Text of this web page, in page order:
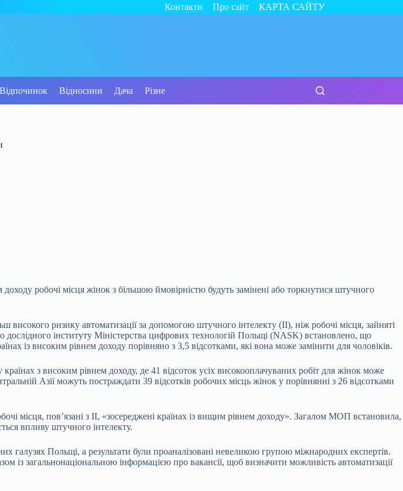
Контакти Про сайт КАРТА САЙТУ
Відпочинок Відносини Дача Різне
робочі місця жінок з більшою ймовірністю будуть замінені або торкнутися штучного
ризику автоматизації за допомогою штучного інтелекту (ІІ), ніж робочі місця, зайняті
інституту Міністерства цифрових технологій Польщі (NASK) встановлено, що
із високим рівнем доходу порівняно з 3,5 відсотками, які вона може замінити для чоловіків.
з високим рівнем доходу, де 41 відсоток усіх високооплачуваних робіт для жінок може
Азії можуть постраждати 39 відсотків робочих місць жінок у порівнянні з 26 відсотками
місця, пов’язані з ІІ, «зосереджені країнах із вищим рівнем доходу». Загалом МОП встановила,
впливу штучного інтелекту.
галузях Польщі, а результати були проаналізовані невеликою групою міжнародних експертів.
із загальнонаціональною інформацією про вакансії, щоб визначити можливість автоматизації